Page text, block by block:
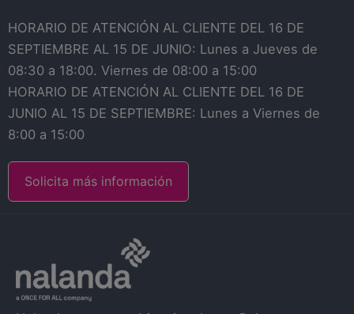
HORARIO DE ATENCIÓN AL CLIENTE DEL 16 DE
SEPTIEMBRE AL 15 DE JUNIO: Lunes a Jueves de
08:30 a 18:00. Viernes de 08:00 a 15:00
HORARIO DE ATENCIÓN AL CLIENTE DEL 16 DE
JUNIO AL 15 DE SEPTIEMBRE: Lunes a Viernes de
8:00 a 15:00
Solicita más información